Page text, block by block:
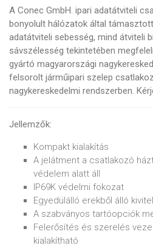
A Conec GmbH. ipari adatátviteli
bonyolult hálózatok által
adatátviteli sebesség, mind átviteli
sávszélesség tekintetében
gyártó magyarországi
felsorolt járműipari szelep
nagykereskedelmi rendszerben.
Jellemzők:
Kompakt kialakítás
A jelátment a csatlakozó
védelem alatt áll
IP69K védelmi fokozat
Egyedülálló erekből álló kivitel
A szabványos tartóopciók
Felerősítés és szerelés
kialakítható